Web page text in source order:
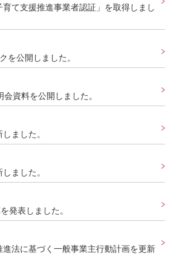
育て支援推進事業者認証」を取得しまし
を公開しました。
資料を公開しました。
ました。
ました。
発表しました。
法に基づく一般事業主行動計画を更新